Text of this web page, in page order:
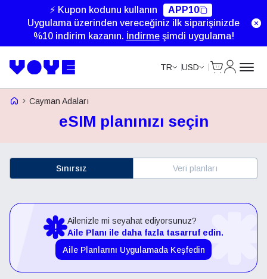
⚡ Kupon kodunu kullanın
APP10
Uygulama üzerinden vereceğiniz ilk siparişinizde
%10 indirim kazanın. İndirmeşimdi uygulama!
TR USD
Voye Homepage
Cayman Adaları
eSIM planınızı seçin
Sınırsız Veri planları
Ailenizle mi seyahat ediyorsunuz?
Aile Planı ile daha fazla tasarruf edin.
Aile Planlarını Uygulamada Keşfedin